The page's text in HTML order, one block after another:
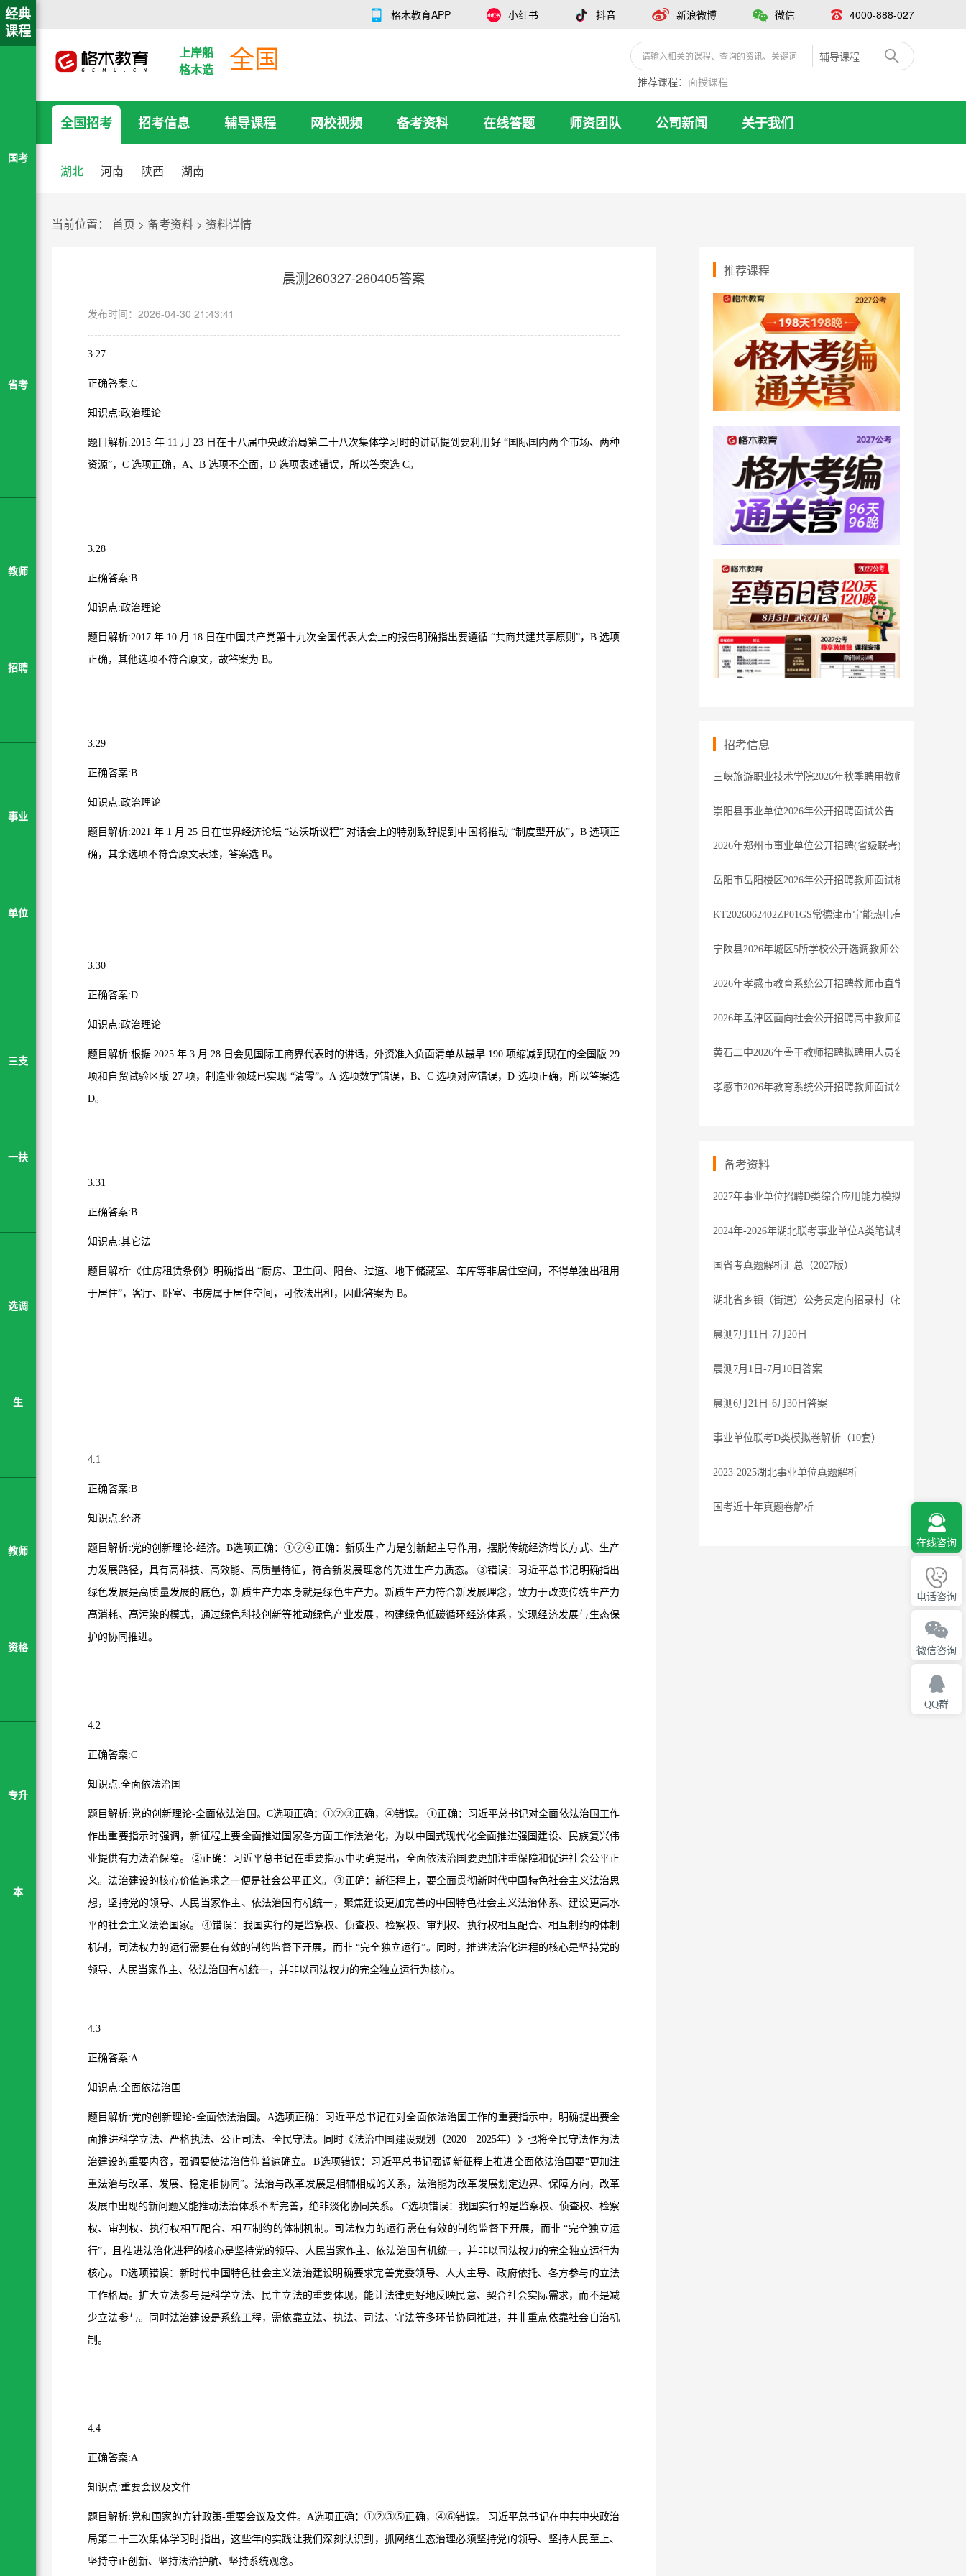
格木教育APP 小红书 抖音 新浪微博 微信 4000-888-027
上岸船
格木造
全国
辅导课程
推荐课程： 面授课程
全国招考 招考信息 辅导课程 网校视频 备考资料 在线答题 师资团队 公司新闻 关于我们
湖北 河南 陕西 湖南
经典
课程
国考
省考
教师
招聘
事业
单位
三支
一扶
选调
生
教师
资格
专升
本
当前位置： 首页 > 备考资料 > 资料详情
晨测260327-260405答案
发布时间：2026-04-30 21:43:41
3.27
正确答案:C
知识点:政治理论
题目解析:2015 年 11 月 23 日在十八届中央政治局第二十八次集体学习时的讲话提到要利用好 “国际国内两个市场、两种
资源”， C 选项正确， A、 B 选项不全面， D 选项表述错误，所以答案选 C。
3.28
正确答案:B
知识点:政治理论
题目解析:2017年 10 月 18 日在中国共产党第十九次全国代表大会上的报告明确指出要遵循 “共商共建共享原则”，B选项
正确，其他选项不符合原文，故答案为 B。
3.29
正确答案:B
知识点:政治理论
题目解析:2021年 1 月 25 日在世界经济论坛 “达沃斯议程” 对话会上的特别致辞提到中国将推动 “制度型开放”，B选项正
确，其余选项不符合原文表述，答案选 B。
3.30
正确答案:D
知识点:政治理论
题目解析:根据 2025 年 3 月 28 日会见国际工商界代表时的讲话，外资准入负面清单从最早 190 项缩减到现在的全国版 29
项和自贸试验区版 27 项，制造业领域已实现 “清零”。A 选项数字错误， B、C选项对应错误，D 选项正确，所以答案选
D。
3.31
正确答案:B
知识点:其它法
题目解析: 《住房租赁条例》明确指出 “厨房、卫生间、阳台、过道、地下储藏室、车库等非居住空间，不得单独出租用
于居住”，客厅、卧室、书房属于居住空间，可依法出租，因此答案为 B。
4.1
正确答案:B
知识点:经济
题目解析:党的创新理论-经济。B选项正确：①②④ 正确：新质生产力是创新起主导作用，摆脱传统经济增长方式、生产
力发展路径，具有高科技、高效能、高质量特征，符合新发展理念的先进生产力质态。 ③错误：习近平总书记明确指出
绿色发展是高质量发展的底色，新质生产力本身就是绿色生产力。新质生产力符合新发展理念，致力于改变传统生产力
高消耗、高污染的模式，通过绿色科技创新等推动绿色产业发展，构建绿色低碳循环经济体系，实现经济发展与生态保
护的协同推进。
4.2
正确答案:C
知识点:全面依法治国
题目解析:党的创新理论-全面依法治国。 C选项正确：①②③正确， ④错误。 ①正确：习近平总书记对全面依法治国工作
作出重要指示时强调，新征程上要全面推进国家各方面工作法治化，为以中国式现代化全面推进强国建设、民族复兴伟
业提供有力法治保障。 ②正确：习近平总书记在重要指示中明确提出，全面依法治国要更加注重保障和促进社会公平正
义。法治建设的核心价值追求之一便是社会公平正义。 ③ 正确：新征程上，要全面贯彻新时代中国特色社会主义法治思
想，坚持党的领导、人民当家作主、依法治国有机统一，聚焦建设更加完善的中国特色社会主义法治体系、建设更高水
平的社会主义法治国家。 ④错误：我国实行的是监察权、侦查权、检察权、审判权、执行权相互配合、相互制约的体制
机制，司法权力的运行需要在有效的制约监督下开展，而非 “完全独立运行”。同时，推进法治化进程的核心是坚持党的
领导、人民当家作主、依法治国有机统一，并非以司法权力的完全独立运行为核心。
4.3
正确答案:A
知识点:全面依法治国
题目解析:党的创新理论-全面依法治国。 A选项正确：习近平总书记在对全面依法治国工作的重要指示中，明确提出要全
面推进科学立法、严格执法、公正司法、全民守法。同时《法治中国建设规划（2020—2025年）》也将全民守法作为法
治建设的重要内容，强调要使法治信仰普遍确立。 B选项错误：习近平总书记强调新征程上推进全面依法治国要“更加注
重法治与改革、发展、稳定相协同 ”。法治与改革发展是相辅相成的关系，法治能为改革发展划定边界、保障方向，改革
发展中出现的新问题又能推动法治体系不断完善，绝非淡化协同关系。 C选项错误：我国实行的是监察权、侦查权、检察
权、审判权、执行权相互配合、相互制约的体制机制。司法权力的运行需在有效的制约监督下开展，而非 “完全独立运
行”，且推进法治化进程的核心是坚持党的领导、人民当家作主、依法治国有机统一，并非以司法权力的完全独立运行为
核心。 D选项错误：新时代中国特色社会主义法治建设明确要求完善党委领导、人大主导、政府依托、各方参与的立法
工作格局。扩大立法参与是科学立法、民主立法的重要体现，能让法律更好地反映民意、契合社会实际需求，而不是减
少立法参与。同时法治建设是系统工程，需依靠立法、执法、司法、守法等多环节协同推进，并非重点依靠社会自治机
制。
4.4
正确答案:A
知识点:重要会议及文件
题目解析:党和国家的方针政策-重要会议及文件。 A选项正确：①②③⑤正确， ④⑥错误。 习近平总书记在中共中央政治
局第二十三次集体学习时指出，这些年的实践让我们深刻认识到，抓网络生态治理必须坚持党的领导、坚持人民至上、
坚持守正创新、坚持法治护航、坚持系统观念。
推荐课程
招考信息
三峡旅游职业技术学院2026年秋季聘用教师招聘公告
崇阳县事业单位2026年公开招聘面试公告
2026年郑州市事业单位公开招聘(省级联考)登封市岗位总
岳阳市岳阳楼区2026年公开招聘教师面试核减岗位计划
KT2026062402ZP01GS常德津市宁能热电有限公司拟录
宁陕县2026年城区5所学校公开选调教师公告
2026年孝感市教育系统公开招聘教师市直学校面试公告
2026年孟津区面向社会公开招聘高中教师面试成绩、总
黄石二中2026年骨干教师招聘拟聘用人员名单公示
孝感市2026年教育系统公开招聘教师面试公告
备考资料
2027年事业单位招聘D类综合应用能力模拟卷1解析
2024年-2026年湖北联考事业单位A类笔试考题-参考答案
国省考真题解析汇总（2027版）
湖北省乡镇（街道）公务员定向招录村（社区）干部笔
晨测7月11日-7月20日
晨测7月1日-7月10日答案
晨测6月21日-6月30日答案
事业单位联考D类模拟卷解析（10套）
2023-2025湖北事业单位真题解析
国考近十年真题卷解析
在线咨询
电话咨询
微信咨询
QQ群